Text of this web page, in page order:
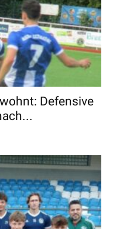
Defensive